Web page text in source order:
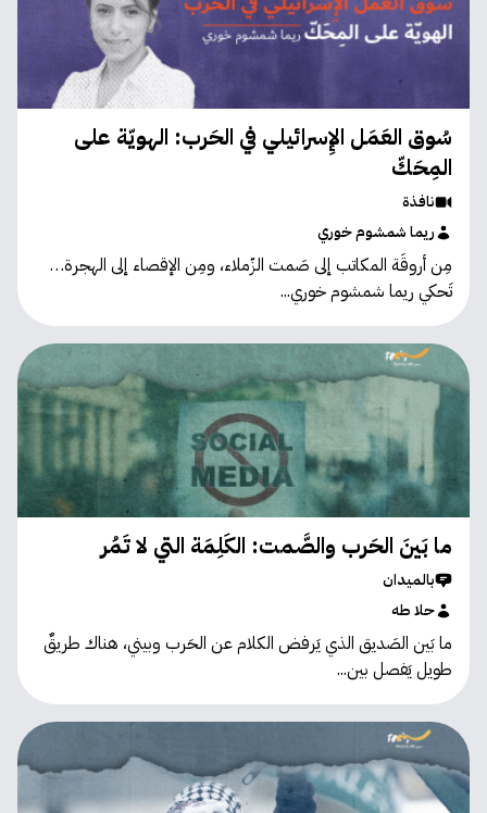
سُوق العَمَل الإِسرائيلي في الحَرب: الهويّة على
المِحَكّ
نافذة
ريما شمشوم خوري
مِن أروقَة المكاتب إلى صَمت الزّملاء، ومِن الإقصاء إلى الهجرة…
تَحكي ريما شمشوم خوري...
ما بَينَ الحَرب والصَّمت: الكَلِمَة التي لا تَمُر
بالميدان
حلا طه
ما بَين الصَديق الذي يَرفض الكلام عن الحَرب وبيني، هناك طريقٌ
طويل يَفصل بين...